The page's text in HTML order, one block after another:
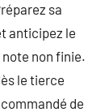
sa
anticipez le
note non finie.
le tierce
de